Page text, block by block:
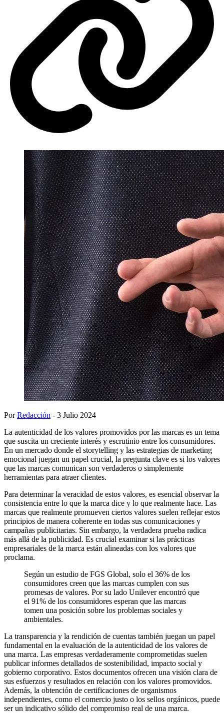
PorRedacción - 3 Julio 2024
La autenticidad de los valores promovidos por las marcas es un tema
que suscita un creciente interés y escrutinio entre los consumidores.
En un mercado donde el storytelling y las estrategias de marketing
emocional juegan un papel crucial, la pregunta clave es si los valores
que las marcas comunican son verdaderos o simplemente
herramientas para atraer clientes.
Para determinar la veracidad de estos valores, es esencial observar la
consistencia entre lo que la marca dice y lo que realmente hace. Las
marcas que realmente promueven ciertos valores suelen reflejar estos
principios de manera coherente en todas sus comunicaciones y
campañas publicitarias. Sin embargo, la verdadera prueba radica
más allá de la publicidad. Es crucial examinar si las prácticas
empresariales de la marca están alineadas con los valores que
proclama.
Según un estudio de FGS Global, solo el 36% de los
consumidores creen que las marcas cumplen con sus
promesas de valores. Por su lado Unilever encontró que
el 91% de los consumidores esperan que las marcas
tomen una posición sobre los problemas sociales y
ambientales.
La transparencia y la rendición de cuentas también juegan un papel
fundamental en la evaluación de la autenticidad de los valores de
una marca. Las empresas verdaderamente comprometidas suelen
publicar informes detallados de sostenibilidad, impacto social y
gobierno corporativo. Estos documentos ofrecen una visión clara de
sus esfuerzos y resultados en relación con los valores promovidos.
Además, la obtención de certificaciones de organismos
independientes, como el comercio justo o los sellos orgánicos, puede
ser un indicativo sólido del compromiso real de una marca.